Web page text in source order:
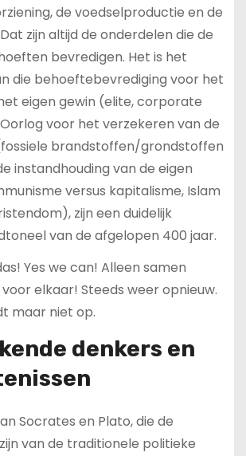
de voedselproductie en de
zijn altijd de onderdelen die de
bevredigen. Het is het
die behoeftebevrediging voor het
eigen gewin (elite, corporate
voor het verzekeren van de
brandstoffen/grondstoffen
instandhouding van de eigen
versus kapitalisme, Islam
zijn een duidelijk
van de afgelopen 400 jaar.
Yes we can! Alleen samen
elkaar! Steeds weer opnieuw.
maar niet op.
denkers en
Socrates en Plato, die de
van de traditionele politieke